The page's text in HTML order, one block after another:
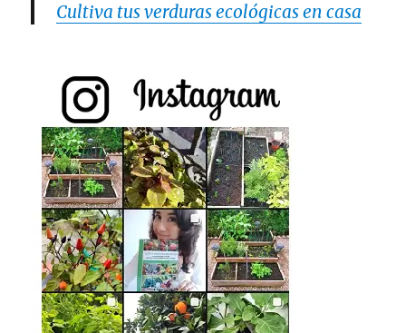
Cultiva tus verduras ecológicas en casa